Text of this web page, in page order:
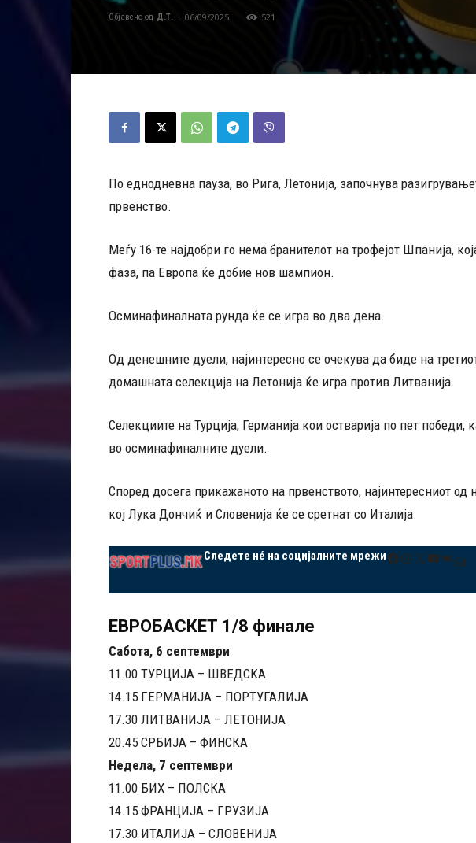
Објавено од Д.Т. - 06/09/2025 521
По еднодневна пауза, во Рига, Летонија, започнува
првенство.
Меѓу 16-те најдобри го нема бранителот на трофејот Шпанија,
фаза, па Европа ќе добие нов шампион.
Осминафиналната рунда ќе се игра во два дена.
Од денешните дуели, најинтересно се очекува да биде на
домашната селекција на Летонија ќе игра против Литванија.
Селекциите на Турција, Германија кои остварија по пет победи,
во осминафиналните дуели.
Според досега прикажаното на првенството, најинтересниот
кој Лука Дончиќ и Словенија ќе се сретнат со Италија.
Следете нé на социјалните мрежиFacebook
Instagram
X YouTube
VK Mail
ЕВРОБАСКЕТ 1/8 финале
Сабота, 6 септември
11.00 ТУРЦИЈА – ШВЕДСКА
14.15 ГЕРМАНИЈА – ПОРТУГАЛИЈА
17.30 ЛИТВАНИЈА – ЛЕТОНИЈА
20.45 СРБИЈА – ФИНСКА
Недела, 7 септември
11.00 БИХ – ПОЛСКА
14.15 ФРАНЦИЈА – ГРУЗИЈА
17.30 ИТАЛИЈА – СЛОВЕНИЈА